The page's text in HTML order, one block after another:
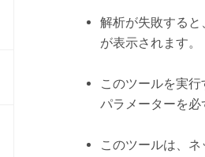
解析が失敗する
が表示されます。
このツールを実
パラメーターを必
このツールは、